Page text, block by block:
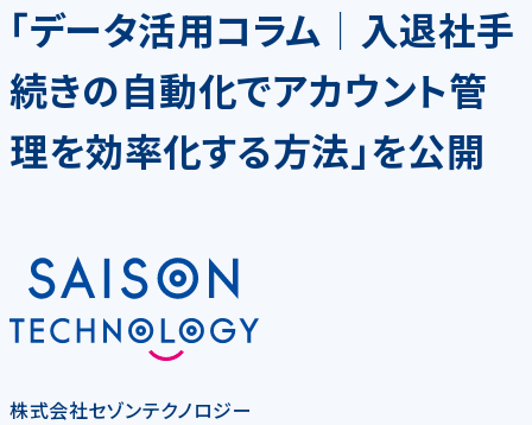
「データ活用コラム│入退社手
続きの自動化でアカウント管
理を効率化する方法」を公開
株式会社セゾンテクノロジー